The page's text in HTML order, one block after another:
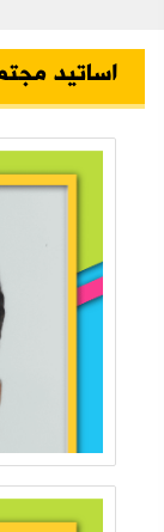
اساتید